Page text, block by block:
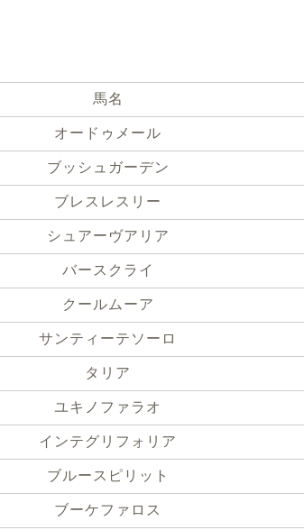
馬名
オードゥメール
ブッシュガーデン
ブレスレスリー
シュアーヴアリア
バースクライ
クールムーア
サンティーテソーロ
タリア
ユキノファラオ
インテグリフォリア
ブルースピリット
ブーケファロス